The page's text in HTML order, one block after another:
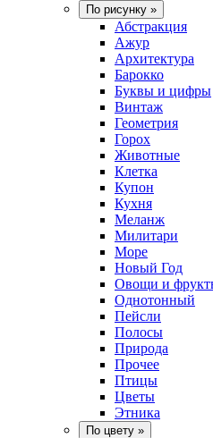
По рисунку »
Абстракция
Ажур
Архитектура
Барокко
Буквы и цифры
Винтаж
Геометрия
Горох
Животные
Клетка
Купон
Кухня
Меланж
Милитари
Море
Новый Год
Овощи и
Однотонный
Пейсли
Полосы
Природа
Прочее
Птицы
Цветы
Этника
По цвету »